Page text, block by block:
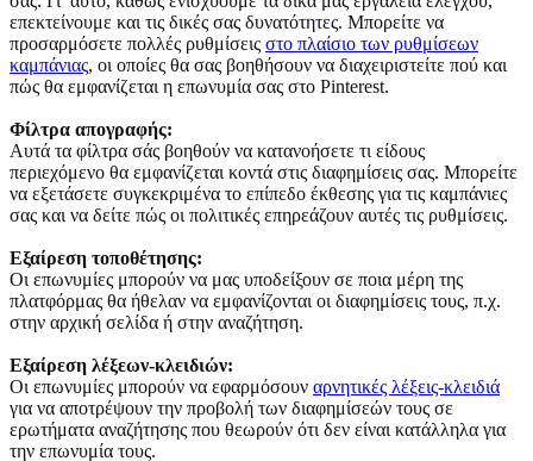
επεκτείνουμε και τις δικές σας δυνατότητες. Μπορείτε να
προσαρμόσετε πολλές ρυθμίσεις στο πλαίσιο των ρυθμίσεων
καμπάνιας, οι οποίες θα σας βοηθήσουν να διαχειριστείτε πού και
πώς θα εμφανίζεται η επωνυμία σας στο Pinterest.
Φίλτρα απογραφής:
Αυτά τα φίλτρα σάς βοηθούν να κατανοήσετε τι είδους
περιεχόμενο θα εμφανίζεται κοντά στις διαφημίσεις σας. Μπορείτε
να εξετάσετε συγκεκριμένα το επίπεδο έκθεσης για τις καμπάνιες
σας και να δείτε πώς οι πολιτικές επηρεάζουν αυτές τις ρυθμίσεις.
Εξαίρεση τοποθέτησης:
Οι επωνυμίες μπορούν να μας υποδείξουν σε ποια μέρη της
πλατφόρμας θα ήθελαν να εμφανίζονται οι διαφημίσεις τους, π.χ.
στην αρχική σελίδα ή στην αναζήτηση.
Εξαίρεση λέξεων-κλειδιών:
Οι επωνυμίες μπορούν να εφαρμόσουν αρνητικές λέξεις-κλειδιά
για να αποτρέψουν την προβολή των διαφημίσεών τους σε
ερωτήματα αναζήτησης που θεωρούν ότι δεν είναι κατάλληλα για
την επωνυμία τους.